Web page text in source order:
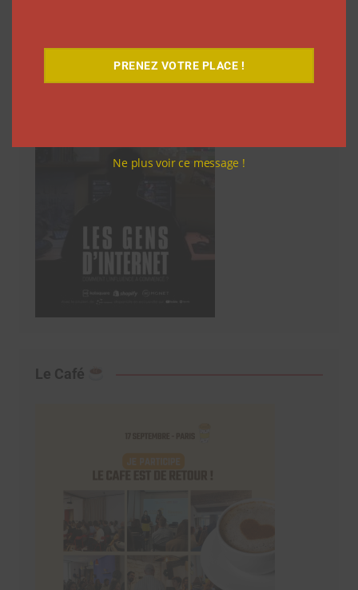
Découvrez notre documentaire
Le Café
PRENEZ VOTRE PLACE !
Ne plus voir ce message !